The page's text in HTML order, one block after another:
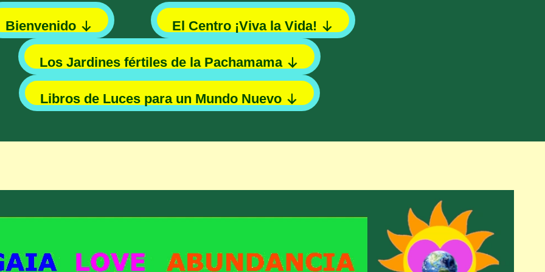
Bienvenido El Centro ¡Viva la Vida!
Los Jardines fértiles de la Pachamama
Libros de Luces para un Mundo Nuevo